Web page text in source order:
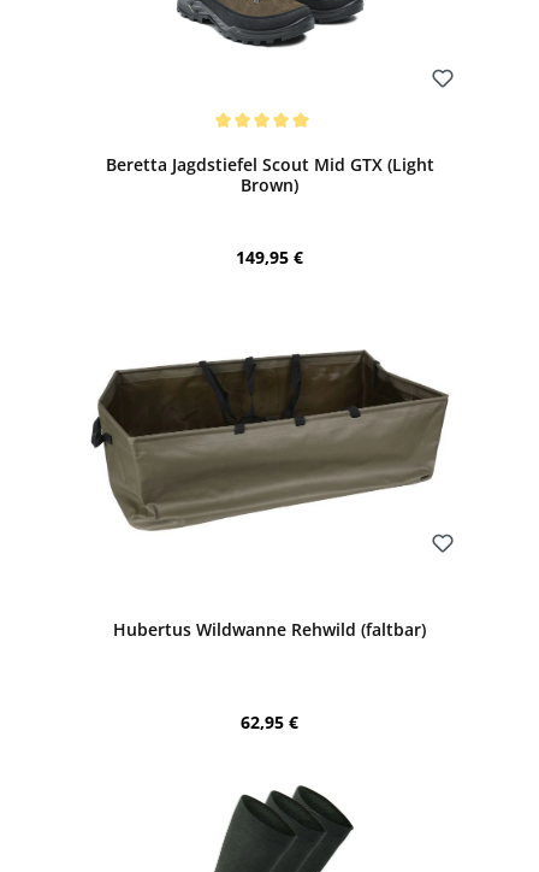
Beretta Jagdstiefel Scout Mid GTX (Light
Brown)
Regulärer Preis:
149,95 €
Hubertus Wildwanne Rehwild (faltbar)
Regulärer Preis:
62,95 €